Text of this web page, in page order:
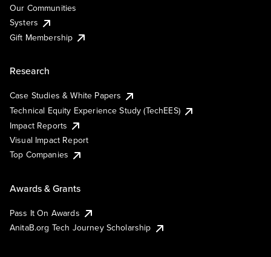
Our Communities
Systers
Gift Membership
Research
Case Studies & White Papers
Technical Equity Experience Study (TechEES)
Impact Reports
Visual Impact Report
Top Companies
Awards & Grants
Pass It On Awards
AnitaB.org Tech Journey Scholarship